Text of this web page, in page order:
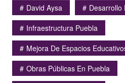
David Aysa
Desarrollo
Infraestructura Puebla
Mejora De Espacios
Obras Públicas En Puebla